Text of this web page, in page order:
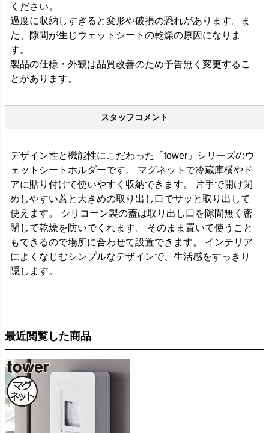
ください。
過度に収納しすぎると変形や破損の恐れがあります。ま
た、隙間が生じウェットシートの乾燥の原因になりま
す。
製品の仕様・外観は品質改善のため予告無く変更するこ
とがあります。
スタッフコメント
デザイン性と機能性にこだわった「tower」シリーズのウ
ェットシートホルダーです。 マグネットで冷蔵庫横やド
アに貼り付けて使いやすく収納できます。 片手で開け閉
めしやすい蓋と大きめの取り出し口でサッと取り出して
使えます。 シリコーン製の蓋は取り出し口を隙間無く密
閉して乾燥を防いでくれます。 そのまま置いて使うこと
もできるので場所に合わせて設置できます。 インテリア
によくなじむシンプルなデザインで、生活感をすっきり
隠します。
最近閲覧した商品